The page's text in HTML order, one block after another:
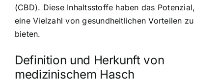
(CBD). Diese Inhaltsstoffe haben das Potenzial,
eine Vielzahl von gesundheitlichen Vorteilen zu
bieten.
Definition und Herkunft von
medizinischem Hasch